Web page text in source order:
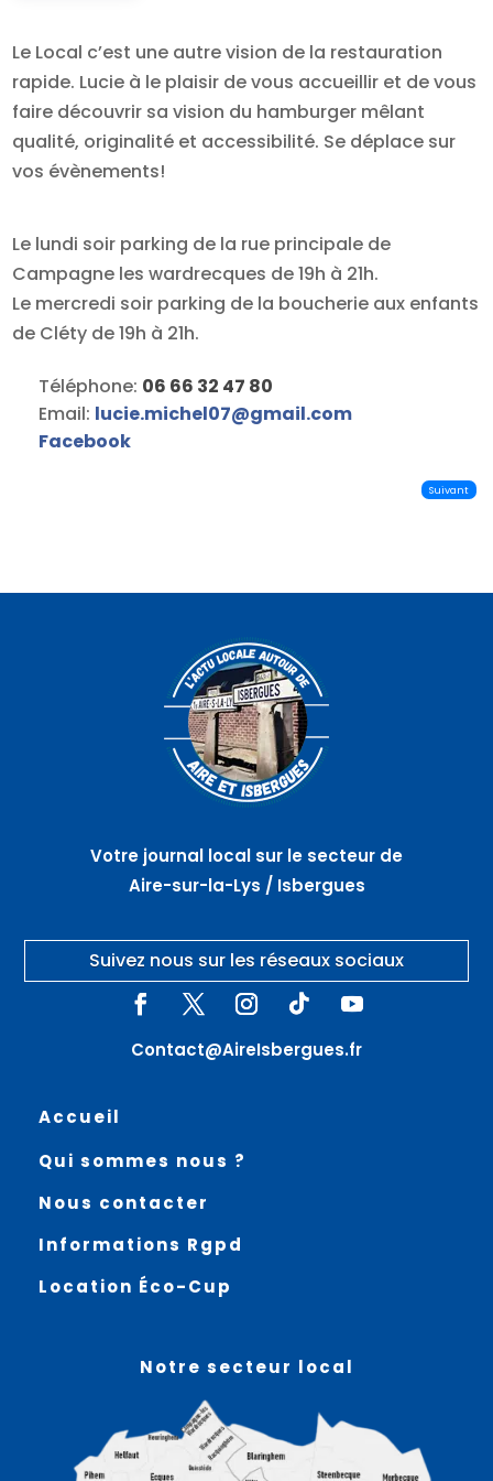
Le Local c’est une autre vision de la restauration
rapide. Lucie à le plaisir de vous accueillir et de vous
faire découvrir sa vision du hamburger mêlant
qualité, originalité et accessibilité. Se déplace sur
vos évènements!
Le lundi soir parking de la rue principale de
Campagne les wardrecques de 19h à 21h.
Le mercredi soir parking de la boucherie aux enfants
de Cléty de 19h à 21h.
Téléphone: 06 66 32 47 80
Email: lucie.michel07@gmail.com
Facebook
Suivant
Votre journal local sur le secteur de
Aire-sur-la-Lys / Isbergues
Suivez nous sur les réseaux sociaux
Contact@AireIsbergues.fr
Accueil
Qui sommes nous ?
Nous contacter
Informations Rgpd
Location Éco-Cup
Notre secteur local